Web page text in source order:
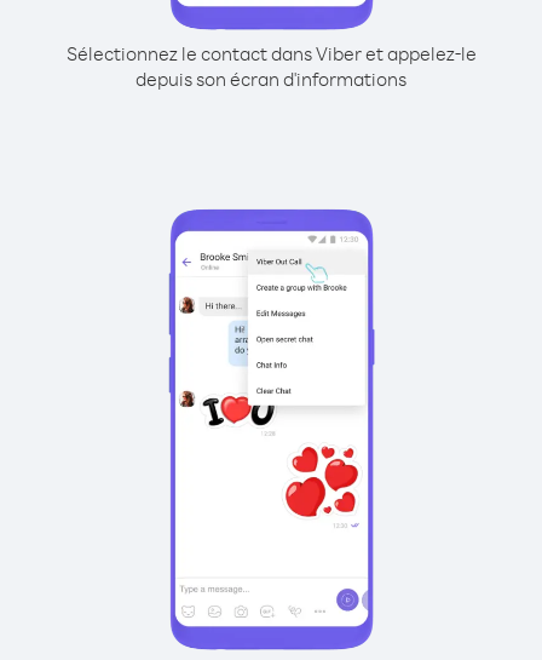
Sélectionnez le contact dans Viber et appelez-le
depuis son écran d'informations